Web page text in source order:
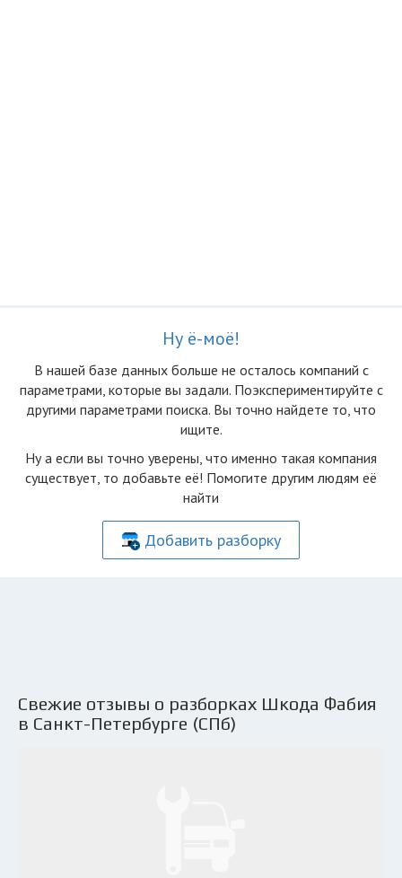
Ну ё-моё!
В нашей базе данных больше не осталоcь компаний с
параметрами, которые вы задали. Поэкспериментируйте с
другими параметрами поиска. Вы точно найдете то, что
ищите.
Ну а если вы точно уверены, что именно такая компания
существует, то добавьте её! Помогите другим людям её
найти
Добавить разборку
Свежие отзывы о разборках Шкода Фабия
в Санкт-Петербурге (СПб)